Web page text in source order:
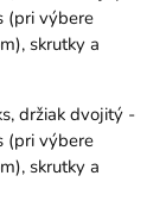
(pri výbere
skrutky a
držiak dvojitý -
(pri výbere
skrutky a